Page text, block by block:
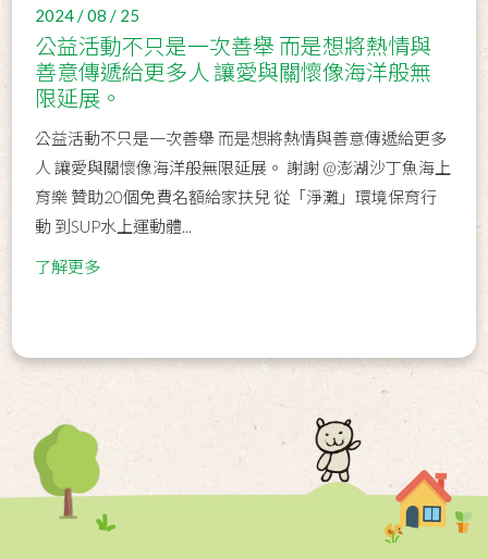
2024 / 08 / 25
公益活動不只是一次善舉 而是想將熱情與
善意傳遞給更多人 讓愛與關懷像海洋般無
限延展。
公益活動不只是一次善舉 而是想將熱情與善意傳遞給更多
人 讓愛與關懷像海洋般無限延展。 謝謝 @澎湖沙丁魚海上
育樂 贊助20個免費名額給家扶兒 從「淨灘」環境保育行
動 到SUP水上運動體...
了解更多